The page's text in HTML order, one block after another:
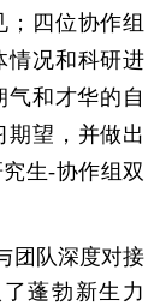
四位协作组
情况和科研进
气和才华的自
期望，并做出
生-协作组双
团队深度对接
蓬勃新生力